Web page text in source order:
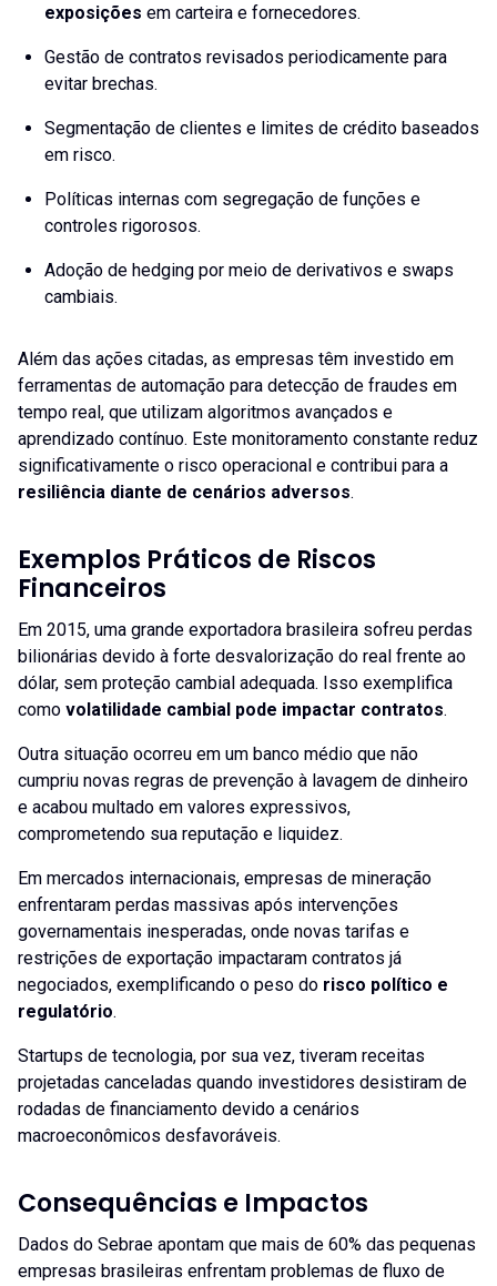
exposições em carteira e fornecedores.
Gestão de contratos revisados periodicamente para
evitar brechas.
Segmentação de clientes e limites de crédito baseados
em risco.
Políticas internas com segregação de funções e
controles rigorosos.
Adoção de hedging por meio de derivativos e swaps
cambiais.
Além das ações citadas, as empresas têm investido em
ferramentas de automação para detecção de fraudes em
tempo real, que utilizam algoritmos avançados e
aprendizado contínuo. Este monitoramento constante reduz
significativamente o risco operacional e contribui para a
resiliência diante de cenários adversos.
Exemplos Práticos de Riscos
Financeiros
Em 2015, uma grande exportadora brasileira sofreu perdas
bilionárias devido à forte desvalorização do real frente ao
dólar, sem proteção cambial adequada. Isso exemplifica
como volatilidade cambial pode impactar contratos.
Outra situação ocorreu em um banco médio que não
cumpriu novas regras de prevenção à lavagem de dinheiro
e acabou multado em valores expressivos,
comprometendo sua reputação e liquidez.
Em mercados internacionais, empresas de mineração
enfrentaram perdas massivas após intervenções
governamentais inesperadas, onde novas tarifas e
restrições de exportação impactaram contratos já
negociados, exemplificando o peso do risco político e
regulatório.
Startups de tecnologia, por sua vez, tiveram receitas
projetadas canceladas quando investidores desistiram de
rodadas de financiamento devido a cenários
macroeconômicos desfavoráveis.
Consequências e Impactos
Dados do Sebrae apontam que mais de 60% das pequenas
empresas brasileiras enfrentam problemas de fluxo de